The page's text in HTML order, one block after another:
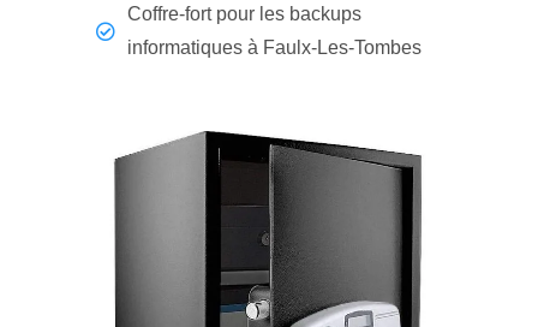
Coffre-fort pour les backups
informatiques à Faulx-Les-Tombes